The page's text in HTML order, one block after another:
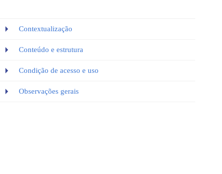
Contextualização
Conteúdo e estrutura
Condição de acesso e uso
Observações gerais